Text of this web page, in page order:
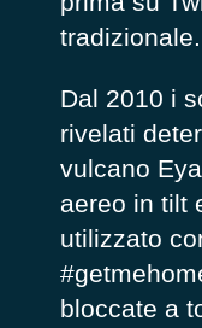
tradizionale.
Dal 2010 i
rivelati
vulcano
aereo in tilt
utilizzato
bloccate a